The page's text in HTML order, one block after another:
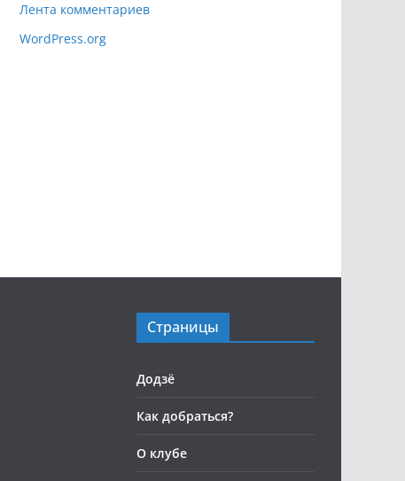
Лента комментариев
WordPress.org
Страницы
Додзё
Как добраться?
О клубе